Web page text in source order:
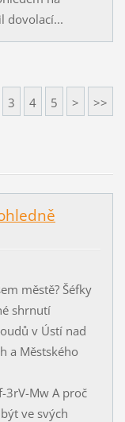
dovolací...
3 4 5 > >>
městě? Šéfky
shrnutí
v Ústí nad
a Městského
3rV-Mw A proč
ve svých